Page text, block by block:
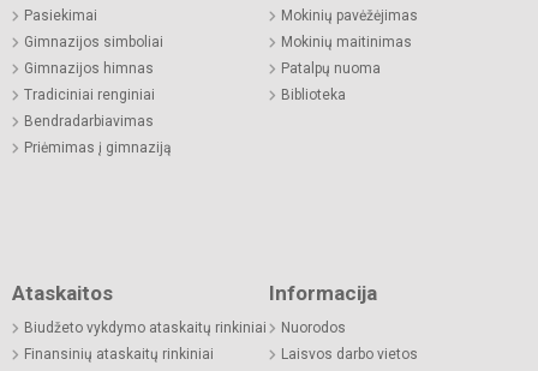
Pasiekimai
Gimnazijos simboliai
Gimnazijos himnas
Tradiciniai renginiai
Bendradarbiavimas
Priėmimas į gimnaziją
Mokinių pavėžėjimas
Mokinių maitinimas
Patalpų nuoma
Biblioteka
Ataskaitos
Biudžeto vykdymo ataskaitų rinkiniai
Finansinių ataskaitų rinkiniai
Informacija
Nuorodos
Laisvos darbo vietos